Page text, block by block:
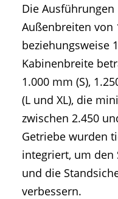
Die Ausführungen
Außenbreiten von
beziehungsweise
Kabinenbreite
1.000 mm (S),
(L und XL), die
zwischen 2.450
Getriebe wurden
integriert, um den
und die
verbessern.